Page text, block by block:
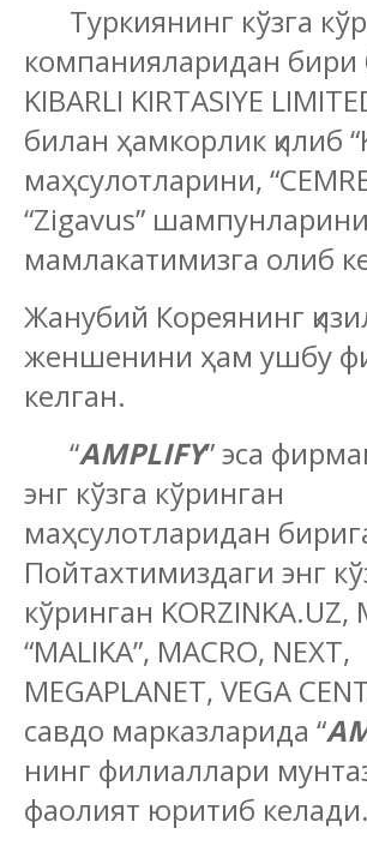
Туркиянинг кўзга
компанияларидан бири
KIBARLI KIRTASIYE
билан ҳамкорлик қилиб
маҳсулотларини,
“Zigavus” шампунларини
мамлакатимизга олиб
Жанубий Кореянинг
женшенини ҳам ушбу
келган.
“AMPLIFY” эса
энг кўзга кўринган
маҳсулотларидан
Пойтахтимиздаги энг
кўринган KORZINKA.UZ,
“MALIKA”, MACRO, NEXT,
MEGAPLANET, VEGA
савдо марказларида “
нинг филиаллари
фаолият юритиб келади.